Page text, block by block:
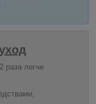
раза легче